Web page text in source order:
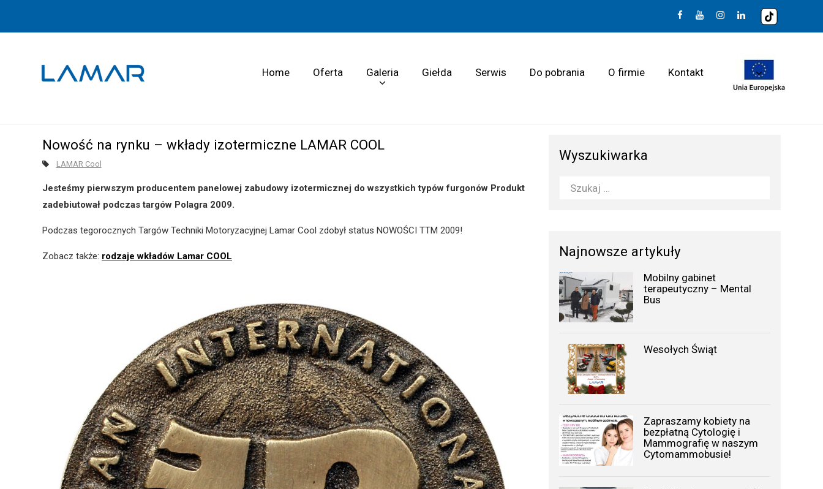
Home Oferta Galeria Giełda Serwis Do pobrania O firmie Kontakt
Nowość na rynku – wkłady izotermiczne LAMAR COOL
LAMAR Cool
Jesteśmy pierwszym producentem panelowej zabudowy izotermicznej do wszystkich typów furgonów Produkt
zadebiutował podczas targów Polagra 2009.
Podczas tegorocznych Targów Techniki Motoryzacyjnej Lamar Cool zdobył status NOWOŚCI TTM 2009!
Zobacz także: rodzaje wkładów Lamar COOL
Wyszukiwarka
Najnowsze artykuły
Mobilny gabinet
terapeutyczny – Mental
Bus
Wesołych Świąt
Zapraszamy kobiety na
bezpłatną Cytologię i
Mammografię w naszym
Cytomammobusie!